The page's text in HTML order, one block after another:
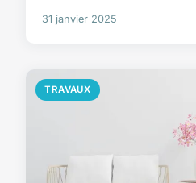
31 janvier 2025
TRAVAUX